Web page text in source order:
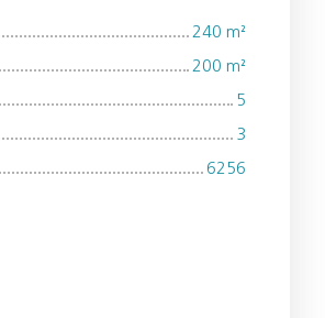
240 m²
200 m²
5
3
6256